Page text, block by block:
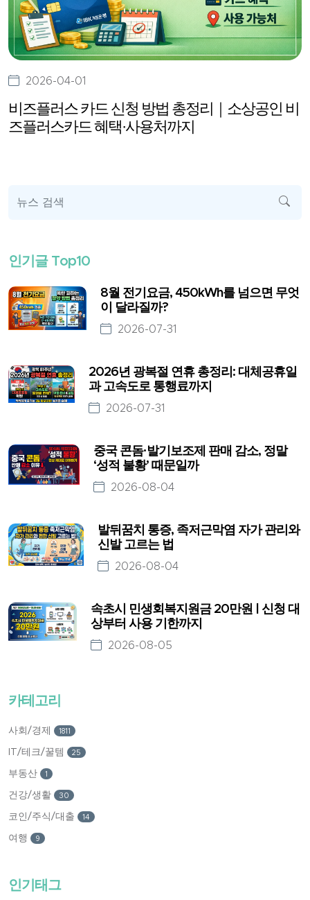
2026-04-01
비즈플러스 카드 신청 방법 총정리｜소상공인 비
즈플러스카드 혜택·사용처까지
인기글 Top10
8월 전기요금, 450kWh를 넘으면 무엇
이 달라질까?
2026-07-31
2026년 광복절 연휴 총정리: 대체공휴일
과 고속도로 통행료까지
2026-07-31
중국 콘돔·발기보조제 판매 감소, 정말
‘성적 불황’ 때문일까
2026-08-04
발뒤꿈치 통증, 족저근막염 자가 관리와
신발 고르는 법
2026-08-04
속초시 민생회복지원금 20만원 | 신청 대
상부터 사용 기한까지
2026-08-05
카테고리
사회/경제 1811
IT/테크/꿀템 25
부동산 1
건강/생활 30
코인/주식/대출 14
여행 9
인기태그